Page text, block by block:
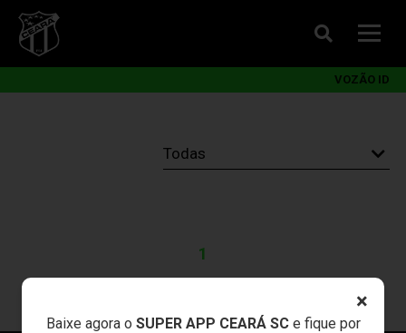
×
Baixe agora o SUPER APP CEARÁ SCe fique por
VOZÃO ID
1